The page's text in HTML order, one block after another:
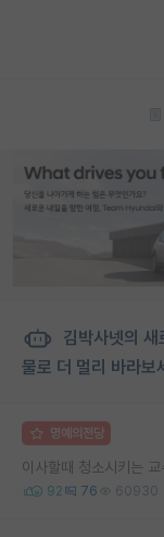
김박사넷의
물로 더 멀리 바라보
명예의전당
이사할때 청소시키는
92 76 60930